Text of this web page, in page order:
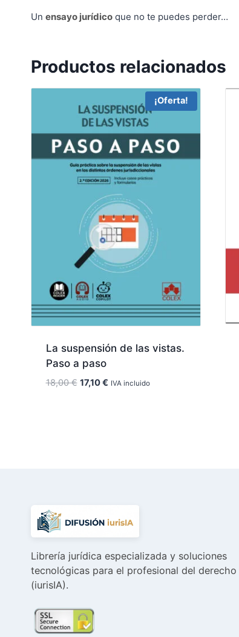
Un ensayo jurídico que no te puedes perder…
Productos relacionados
¡Oferta!
La suspensión de las vistas.
Paso a paso
18,00€ El
17,10€ElIVA incluido
Librería jurídica especializada y soluciones
tecnológicas para el profesional del derecho
(iurisIA).